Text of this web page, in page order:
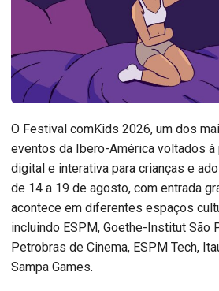
O Festival comKids 2026, um dos
eventos da Ibero-América voltados à
digital e interativa para crianças e
de 14 a 19 de agosto, com entrada
acontece em diferentes espaços
incluindo ESPM, Goethe-Institut São
Petrobras de Cinema, ESPM Tech,
Sampa Games.